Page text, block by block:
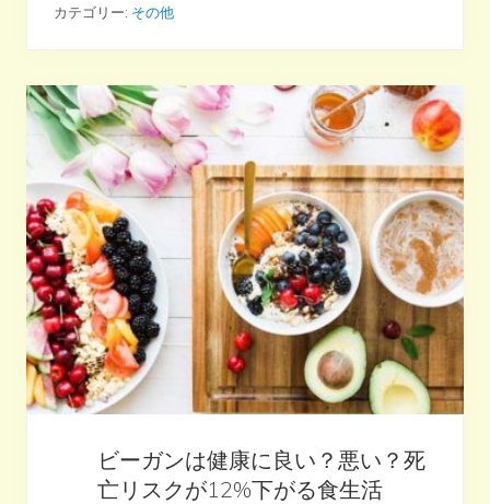
ト
ー
食
で
生
活
満
足
度
が
1
0
%
ア
ッ
プ
す
る
っ
て
本
当
カテゴリー: その他
ビーガンは健康に良い？悪い？死
亡リスクが12%下がる食生活